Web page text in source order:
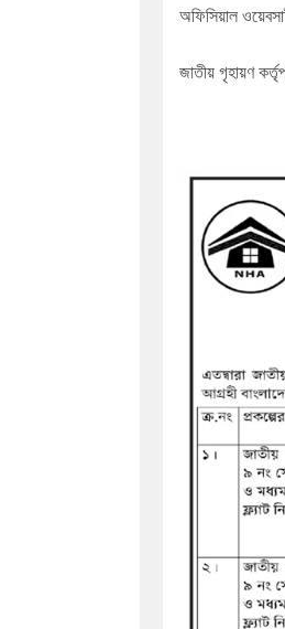
অফিসিয়াল
জাতীয় গৃহায়ণ